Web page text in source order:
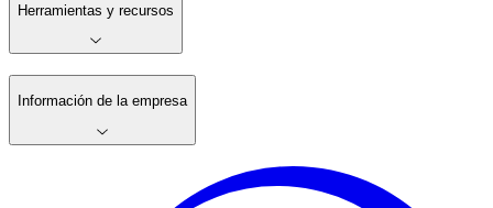
Herramientas y recursos
Información de la empresa